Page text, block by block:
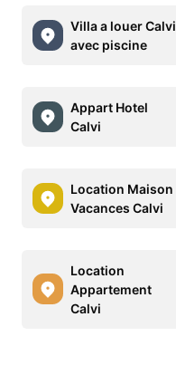
Villa a louer Calvi
avec piscine
Appart Hotel
Calvi
Location Maison
Vacances Calvi
Location
Appartement
Calvi